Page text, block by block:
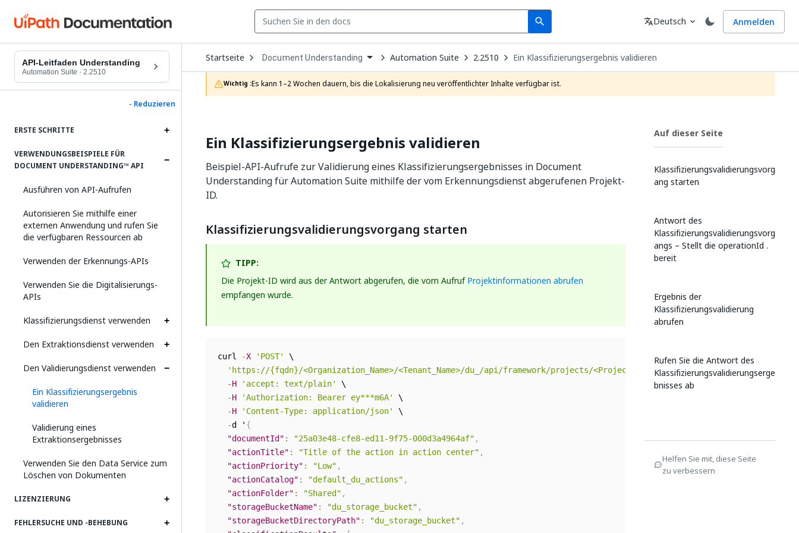
search
Search Sprache
translateDeutsch expand_more Anmelden
API-Leitfaden Understanding
Automation Suite · 2.2510
- Reduzieren
ERSTE SCHRITTE
VERWENDUNGSBEISPIELE FÜR
DOCUMENT UNDERSTANDING™ API
Ausführen von API-Aufrufen
Autorisieren Sie mithilfe einer
externen Anwendung und rufen Sie
die verfügbaren Ressourcen ab
Verwenden der Erkennungs-APIs
Verwenden Sie die Digitalisierungs-
APIs
Klassifizierungsdienst verwenden
Den Extraktionsdienst verwenden
Den Validierungsdienst verwenden
Ein Klassifizierungsergebnis
validieren
Validierung eines
Extraktionsergebnisses
Verwenden Sie den Data Service zum
Löschen von Dokumenten
LIZENZIERUNG
FEHLERSUCHE UND ‑BEHEBUNG
Startseite Open
Dropdown
to
choose
product
Document Understanding Automation Suite 2.2510 Ein Klassifizierungsergebnis validieren
Wichtig :Es kann 1–2 Wochen dauern, bis die Lokalisierung neu veröffentlichter Inhalte verfügbar ist.
Ein Klassifizierungsergebnis validieren
Beispiel-API-Aufrufe zur Validierung eines Klassifizierungsergebnisses in Document
Understanding für Automation Suite mithilfe der vom Erkennungsdienst abgerufenen Projekt-
ID.
Klassifizierungsvalidierungsvorgang starten
TIPP:
Die Projekt-ID wird aus der Antwort abgerufen, die vom AufrufProjektinformationen abrufen
empfangen wurde.
curl -X 'POST'
\
'https://{fqdn}/<Organization_Name>/<Tenant_Name>/du_/api/framework/projects/<Project_ID>/classifiers/ml-
-H 'accept: text/plain'
\
-H 'Authorization: Bearer ey***m6A'
\
-H 'Content-Type: application/json'
\
-d ' {
"documentId" : "25a03e48-cfe8-ed11-9f75-000d3a4964af" ,
"actionTitle" : "Title of the action in action center" ,
"actionPriority" : "Low" ,
"actionCatalog" : "default_du_actions" ,
"actionFolder" : "Shared" ,
"storageBucketName" : "du_storage_bucket" ,
"storageBucketDirectoryPath" : "du_storage_bucket" ,
Auf dieser Seite
Klassifizierungsvalidierungsvorg
ang starten
Antwort des
Klassifizierungsvalidierungsvorg
angs – Stellt die operationId .
bereit
Ergebnis der
Klassifizierungsvalidierung
abrufen
Rufen Sie die Antwort des
Klassifizierungsvalidierungserge
bnisses ab
Helfen Sie mit, diese Seite
zu verbessern